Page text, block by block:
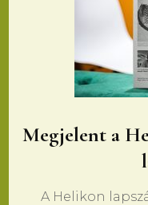
Megjelent a
A Helikon